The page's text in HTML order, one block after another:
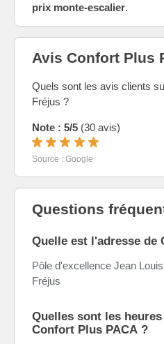
prix monte-escalier.
Avis Confort Plus
Quels sont les avis clients
Fréjus ?
Note : 5/5 (30 avis)
Source : Google
Questions
Quelle est l'adresse de
Pôle d'excellence Jean
Fréjus
Quelles sont les
Confort Plus PACA ?